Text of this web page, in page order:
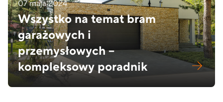
07 maja 2024
Wszystko na temat bram
garażowych i
przemysłowych –
kompleksowy poradnik